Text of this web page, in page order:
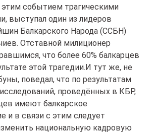
событием трагическими
выступал один из лидеров
Балкарского Народа (ССБН)
Отставной милиционер
что более 60% балкарцев
этой трагедии.И тут же, не
поведал, что по результатам
проведённых в КБР,
имеют балкарское
и в связи с этим следует
национальную кадровую